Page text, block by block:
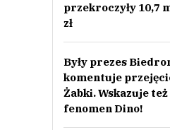
przekroczyły 10,7
zł
Były prezes
komentuje
Żabki. Wskazuje też
fenomen Dino!